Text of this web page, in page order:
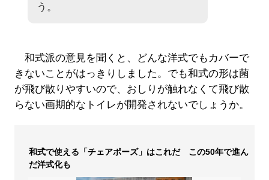
う。
和式派の意見を聞くと、どんな洋式でもカバーで
きないことがはっきりしました。でも和式の形は菌
が飛び散りやすいので、おしりが触れなくて飛び散
らない画期的なトイレが開発されないでしょうか。
和式で使える「チェアポーズ」はこれだ この50年で進ん
だ洋式化も